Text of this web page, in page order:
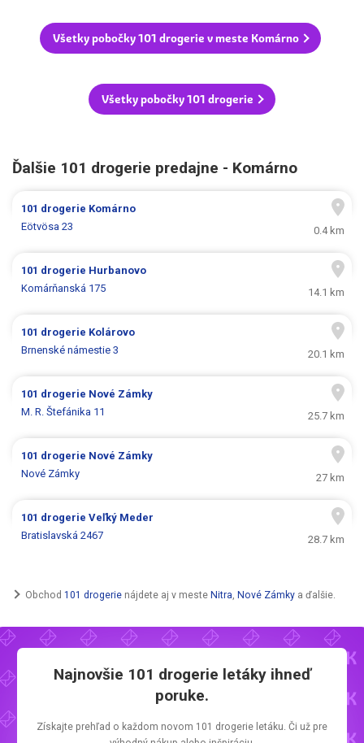
Všetky pobočky 101 drogerie v meste Komárno
Všetky pobočky 101 drogerie
Ďalšie 101 drogerie predajne - Komárno
101 drogerie Komárno
Eötvösa 23
0.4 km
101 drogerie Hurbanovo
Komárňanská 175
14.1 km
101 drogerie Kolárovo
Brnenské námestie 3
20.1 km
101 drogerie Nové Zámky
M. R. Štefánika 11
25.7 km
101 drogerie Nové Zámky
Nové Zámky
27 km
101 drogerieVeľký Meder
Bratislavská 2467
28.7 km
Obchod 101 drogerie nájdete aj v meste Nitra Nové Zámky a ďalšie.
Najnovšie 101 drogerie letákyihneď
poruke.
Získajte prehľad o každom novom 101 drogerie letáku. Či už pre